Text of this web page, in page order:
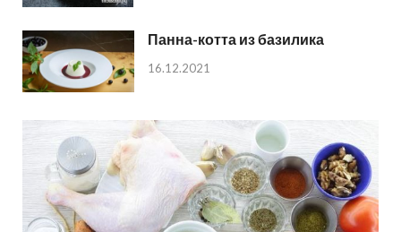
Панна-котта из базилика
16.12.2021